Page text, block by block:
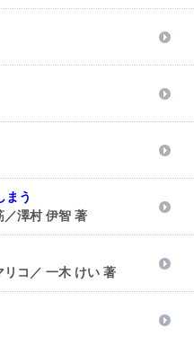
まう
／澤村 伊智 著
コ／ 一木 けい 著